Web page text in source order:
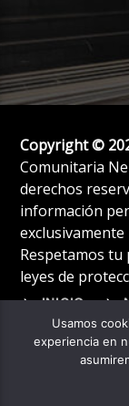
Copyright ©
Comunitaria
derechos
información
Respetamos tu
leyes de
INICIO
Usamos
experiencia en